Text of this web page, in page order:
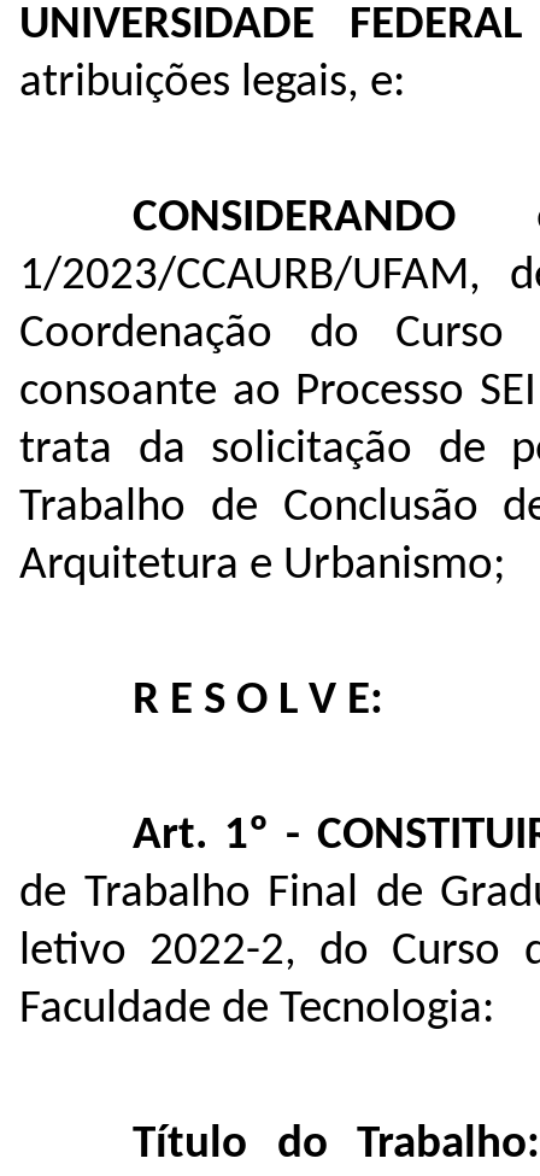
UNIVERSIDADE
atribuições legais, e:
CONSIDERANDO o
1/2023/CCAURB/
Coordenação do
consoante ao Processo
trata da solicitação
de
Trabalho de Conclusão
Arquitetura e Urbanismo;
R E S O L V E:
Art. 1º -
de Trabalho Final de
letivo 2022-2, do Curso
Faculdade de Tecnologia:
Título do